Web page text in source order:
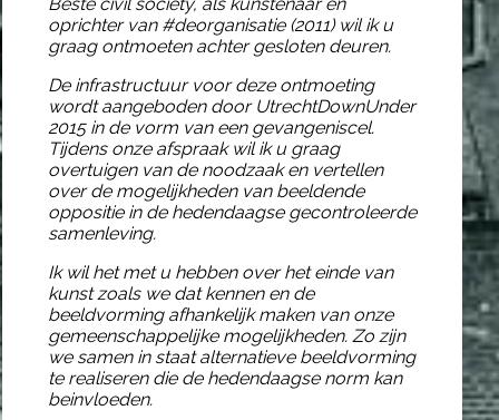
Beste civil society, als kunstenaar en
oprichter van #deorganisatie(2011) wil ik u
graag ontmoeten achter gesloten deuren.
De infrastructuur voor deze ontmoeting
wordt aangeboden door UtrechtDownUnder
2015in de vorm van een gevangeniscel.
Tijdens onze afspraak wil ik u graag
overtuigen van de noodzaak en vertellen
over de mogelijkheden van beeldende
oppositie in de hedendaagse gecontroleerde
samenleving.
Ik wil het met u hebben over het einde van
kunst zoals we dat kennen en de
beeldvorming afhankelijk maken van onze
gemeenschappelijke mogelijkheden. Zo zijn
we samen in staat alternatieve beeldvorming
te realiseren die de hedendaagse norm kan
beinvloeden.